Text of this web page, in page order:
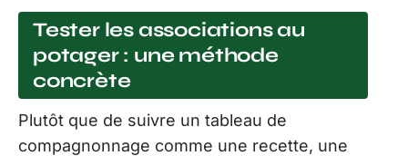
Tester les associations au
potager : une méthode
concrète
Plutôt que de suivre un tableau de
compagnonnage comme une recette, une